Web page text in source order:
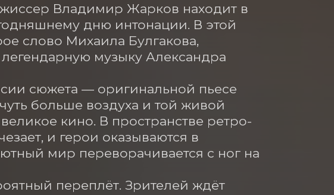
Владимир Жарков находит в
дню интонации. В этой
слово Михаила Булгакова,
музыку Александра
сюжета — оригинальной пьесе
больше воздуха и той живой
кино. В пространстве ретро-
и герои оказываются в
мир переворачивается с ног на
переплёт. Зрителей ждёт